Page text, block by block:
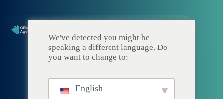
We've detected you might be
speaking a different language. Do
you want to change to:
English